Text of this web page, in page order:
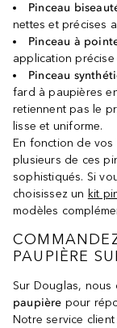
Pinceau
nettes et précises
Pinceau à
application
Pinceau
fard à paupières
retiennent pas le
lisse et uniforme.
En fonction de
plusieurs de ces
sophistiqués. Si
choisissez un kit
modèles
PAUPIÈRE
Sur Douglas, nous
paupière pour
Notre service